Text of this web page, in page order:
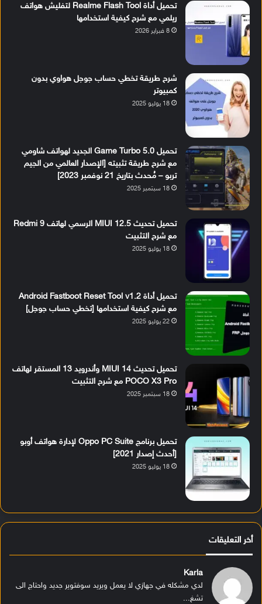
تحميل أداة Realme Flash Tool لتفليش هواتف
ريلمي مع شرح كيفية استخدامها
8 فبراير 2026
شرح طريقة تخطي حساب جوجل هواوي بدون
كمبيوتر
18 يوليو 2025
تحميل Game Turbo 5.0 الجديد لهواتف شاومي
مع شرح طريقة تثبيته [الإصدار العالمي من الجيم
تربو – مُحدث بتاريخ 21 نوفمبر 2023]
18 سبتمبر 2025
تحميل تحديث MIUI 12.5 الرسمي لهاتف Redmi 9
مع شرح التثبيت
18 يوليو 2025
تحميل أداة Android Fastboot Reset Tool v1.2
مع شرح كيفية استخدامها [تخطي حساب جوجل]
22 يوليو 2025
تحميل تحديث MIUI 14 وأندرويد 13 المستقر لهاتف
POCO X3 Pro مع شرح التثبيت
18 سبتمبر 2025
تحميل برنامج Oppo PC Suite لإدارة هواتف أوبو
[أحدث إصدار 2021]
18 يوليو 2025
أخر التعليقات
Karla
لدي مشكله في جهازي لا يعمل ويريد سوفتوير جديد واحتاج الى
تشغ...